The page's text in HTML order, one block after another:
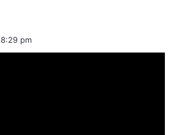
8:29 pm